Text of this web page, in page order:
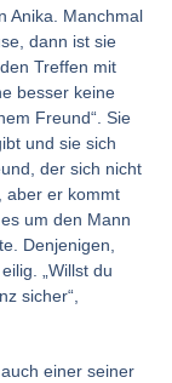
Anika. Manchmal
dann ist sie
Treffen mit
besser keine
Freund“. Sie
und sie sich
der sich nicht
aber er kommt
um den Mann
Denjenigen,
„Willst du
sicher“,
einer seiner